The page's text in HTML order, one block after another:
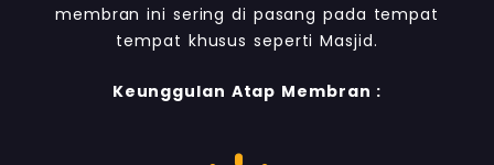
membran ini sering di pasang pada tempat
tempat khusus seperti Masjid.
Keunggulan Atap Membran :